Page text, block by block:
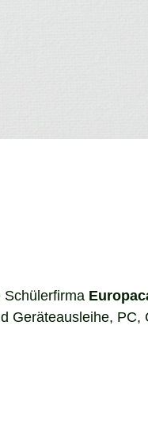
Schülerfirma
Geräteausleihe, PC,